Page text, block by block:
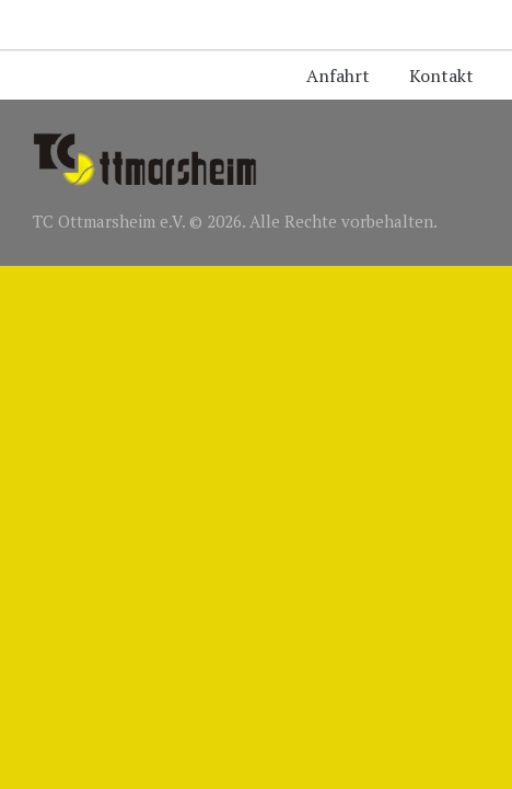
Anfahrt Kontakt
TC Ottmarsheim e.V. © 2026. Alle Rechte vorbehalten.